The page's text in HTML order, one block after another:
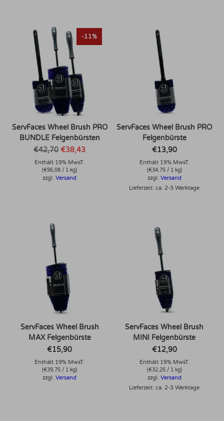
-11%
ServFaces Wheel Brush PRO
BUNDLE Felgenbürsten
€42,70 Ursprünglicher
Preis
war:
€42,70
€38,43Aktueller
Enthält 19% MwsT.
(€96,08 / 1 kg)
zzgl.Versand
ServFaces Wheel Brush PRO
Felgenbürste
€13,90
Enthält 19% MwsT.
(€34,75/ 1 kg)
zzgl. Versand
Lieferzeit: ca. 2-3 Werktage
ServFaces Wheel Brush
MAX Felgenbürste
€15,90
Enthält 19% MwsT.
(€39,75 / 1 kg)
zzgl.Versand
ServFaces Wheel Brush
MINI Felgenbürste
€12,90
Enthält 19% MwsT.
(€32,25/ 1 kg)
zzgl. Versand
Lieferzeit: ca. 2-3 Werktage